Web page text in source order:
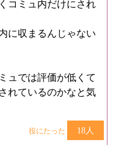
コミュ内だけにされ
に収まるんじゃない
ュでは評価が低くて
れているのかなと気
役にたった 18人